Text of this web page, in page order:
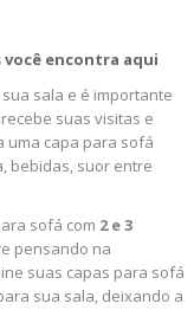
você encontra aqui
sala e é importante
suas visitas e
uma capa para sofá
bebidas, suor entre
sofá com 2 e 3
pensando na
suas capas para sofá
sua sala, deixando a